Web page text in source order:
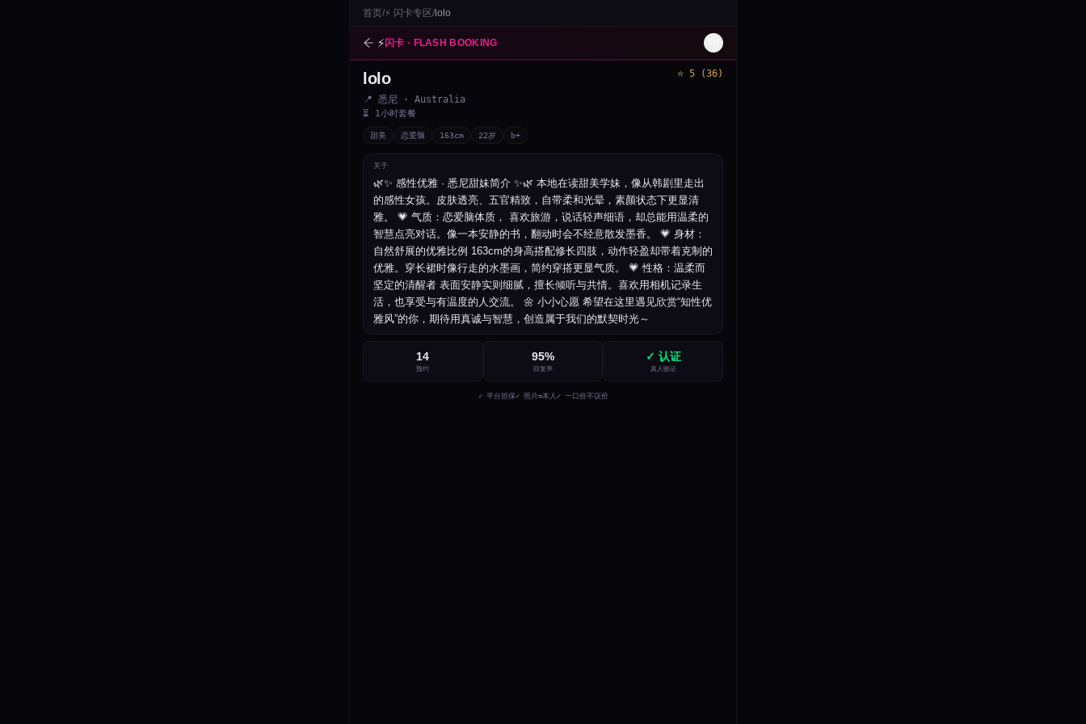
首页/⚡ 闪卡专区/ lolo
⚡闪卡 · FLASH BOOKING
1 /3
lolo ⭐ 5 (36)
📍 悉尼 · Australia
⏳ 1小时套餐
甜美 恋爱脑 163cm 22岁 b+
关于
🌿✨ 感性优雅 · 悉尼甜妹简介 ✨🌿 本地在读甜美学妹，像从韩剧里走出
的感性女孩。皮肤透亮、五官精致，自带柔和光晕，素颜状态下更显清
雅。 💗 气质：恋爱脑体质， 喜欢旅游，说话轻声细语，却总能用温柔的
智慧点亮对话。像一本安静的书，翻动时会不经意散发墨香。 💗 身材：
自然舒展的优雅比例 163cm的身高搭配修长四肢，动作轻盈却带着克制的
优雅。穿长裙时像行走的水墨画，简约穿搭更显气质。 💗 性格：温柔而
坚定的清醒者 表面安静实则细腻，擅长倾听与共情。喜欢用相机记录生
活，也享受与有温度的人交流。 🌼 小小心愿 希望在这里遇见欣赏“知性优
雅风”的你，期待用真诚与智慧，创造属于我们的默契时光～
14
预约
95%
回复率
✓ 认证
真人验证
✓ 平台担保✓ 照片=本人 ✓ 一口价不议价